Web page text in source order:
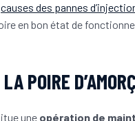
causes des pannes
en bon état de
POIRE
une opération de